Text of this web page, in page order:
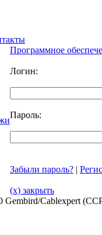
Программное
Логин:
Пароль:
Забыли пароль? |
(x) закрыть
Gembird/Cablexpert